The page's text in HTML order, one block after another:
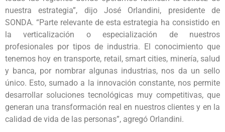
nuestra estrategia”, dijo José Orlandini, presidente de
SONDA. “Parte relevante de esta estrategia ha consistido en
la verticalización o especialización de nuestros
profesionales por tipos de industria. El conocimiento que
tenemos hoy en transporte, retail, smart cities, minería, salud
y banca, por nombrar algunas industrias, nos da un sello
único. Esto, sumado a la innovación constante, nos permite
desarrollar soluciones tecnológicas muy competitivas, que
generan una transformación real en nuestros clientes y en la
calidad de vida de las personas”, agregó Orlandini.